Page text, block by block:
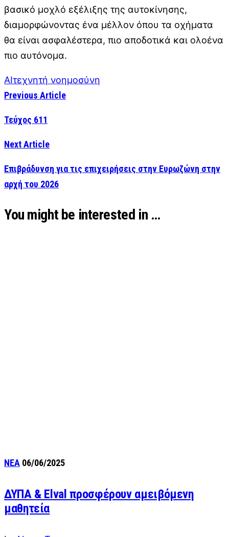
βασικό μοχλό εξέλιξης της αυτοκίνησης,
διαμορφώνοντας ένα μέλλον όπου τα οχήματα
θα είναι ασφαλέστερα, πιο αποδοτικά και ολοένα
πιο αυτόνομα.
AIτεχνητή νοημοσύνη
Previous Article
Τεύχος 611
Next Article
Επιβράδυνση για τις επιχειρήσεις στην Ευρωζώνη στην
αρχή του 2026
You might be interested in …
ΝΕΑ 06/06/2025
ΔΥΠΑ & Elval προσφέρουν αμειβόμενη
μαθητεία